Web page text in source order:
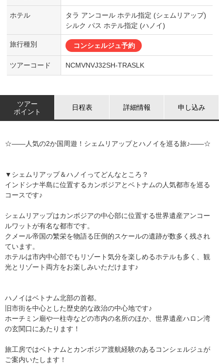
ホテル
タラ アンコール ホテル指定 (シェムリアップ)
シルク パス ホテル指定 (ハノイ)
旅行種別 コンシェルジュ予約
ツアーコード NCMVNVJ32SH-TRASLK
ツアー
ポイント
日程表 詳細情報 申し込み
☆――人気の2か国周遊！シェムリアップとハノイを巡る旅♪――☆
▼シェムリアップ＆ハノイってどんなところ？
インドシナ半島に位置するカンボジアとベトナムの人気都市を巡る
コースです♪
シェムリアップはカンボジアの中心部に位置する世界遺産アンコー
ルワットが有名な都市です。
クメール帝国の繁栄を物語る圧倒的スケールの遺跡が数多く残され
ています。
ホテルは市内中心部でもリゾート気分を楽しめるホテルも多く、観
光とリゾート両方をお楽しみいただけます♪
ハノイはベトナム北部の首都。
旧市街を中心とした歴史的な政治の中心地です♪
ホーチミン廟や一柱寺などの市内の名所のほか、世界遺産ハロン湾
の玄関口にあたります！
旅工房ではベトナムとカンボジア渡航経験のあるコンシェルジュが
ご案内いたします！